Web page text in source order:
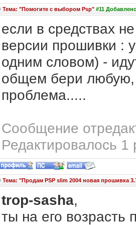
Тема: "Помогите с выбором Psp"#11
если в средствах
версии прошивки :
одним словом) -
общем бери любую,
проблема.....
Сообщение
Редактировалось 1
Тема: "Продам PSP slim 2004 новая прошивка
trop-sasha,
ты на его возрасть